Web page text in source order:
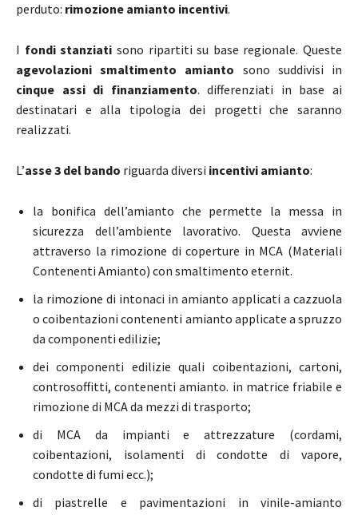
perduto: rimozione amianto incentivi.
I fondi stanziati sono ripartiti su base regionale. Queste
agevolazioni smaltimento amianto sono suddivisi in
cinque assi di finanziamento. differenziati in base ai
destinatari e alla tipologia dei progetti che saranno
realizzati.
L’asse 3 del bando riguarda diversi incentivi amianto:
la bonifica dell’amianto che permette la messa in
sicurezza dell’ambiente lavorativo. Questa avviene
attraverso la rimozione di coperture in MCA (Materiali
Contenenti Amianto) con smaltimento eternit.
la rimozione di intonaci in amianto applicati a cazzuola
o coibentazioni contenenti amianto applicate a spruzzo
da componenti edilizie;
dei componenti edilizie quali coibentazioni, cartoni,
controsoffitti, contenenti amianto. in matrice friabile e
rimozione di MCA da mezzi di trasporto;
di MCA da impianti e attrezzature (cordami,
coibentazioni, isolamenti di condotte di vapore,
condotte di fumi ecc.);
di piastrelle e pavimentazioni in vinile-amianto